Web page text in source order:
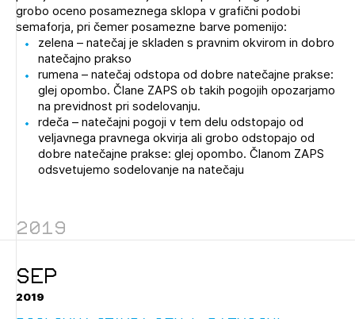
POZABLJENO GESLO
REGISTRIRAJTE SE
grobo oceno posameznega sklopa v grafični podobi
semaforja, pri čemer posamezne barve pomenijo:
zelena – natečaj je skladen s pravnim okvirom in dobro
natečajno prakso
rumena – natečaj odstopa od dobre natečajne prakse:
glej opombo. Člane ZAPS ob takih pogojih opozarjamo
na previdnost pri sodelovanju.
rdeča – natečajni pogoji v tem delu odstopajo od
veljavnega pravnega okvirja ali grobo odstopajo od
dobre natečajne prakse: glej opombo. Članom ZAPS
odsvetujemo sodelovanje na natečaju
2019
SEP
2019
Tedenski novičnik javnih naročil
Dnevne medijske objave
NAPREJ